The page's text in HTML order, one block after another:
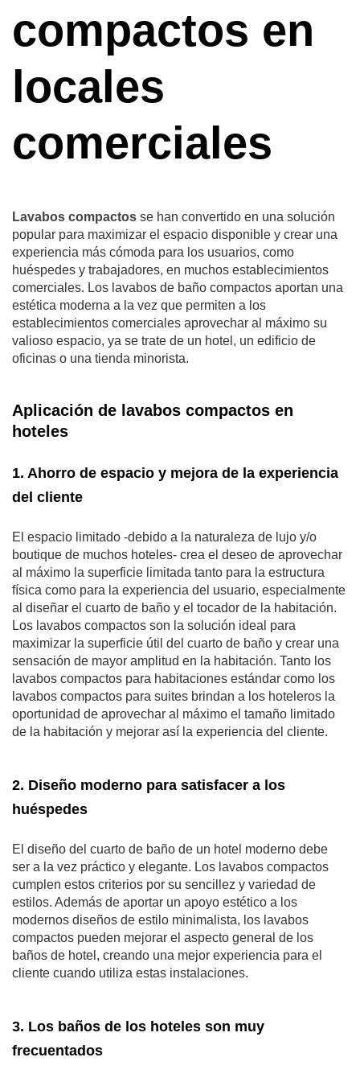
compactos en
locales
comerciales
Lavabos compactos se han convertido en una solución
popular para maximizar el espacio disponible y crear una
experiencia más cómoda para los usuarios, como
huéspedes y trabajadores, en muchos establecimientos
comerciales. Los lavabos de baño compactos aportan una
estética moderna a la vez que permiten a los
establecimientos comerciales aprovechar al máximo su
valioso espacio, ya se trate de un hotel, un edificio de
oficinas o una tienda minorista.
Aplicación de lavabos compactos en
hoteles
1. Ahorro de espacio y mejora de la experiencia
del cliente
El espacio limitado -debido a la naturaleza de lujo y/o
boutique de muchos hoteles- crea el deseo de aprovechar
al máximo la superficie limitada tanto para la estructura
física como para la experiencia del usuario, especialmente
al diseñar el cuarto de baño y el tocador de la habitación.
Los lavabos compactos son la solución ideal para
maximizar la superficie útil del cuarto de baño y crear una
sensación de mayor amplitud en la habitación. Tanto los
lavabos compactos para habitaciones estándar como los
lavabos compactos para suites brindan a los hoteleros la
oportunidad de aprovechar al máximo el tamaño limitado
de la habitación y mejorar así la experiencia del cliente.
2. Diseño moderno para satisfacer a los
huéspedes
El diseño del cuarto de baño de un hotel moderno debe
ser a la vez práctico y elegante. Los lavabos compactos
cumplen estos criterios por su sencillez y variedad de
estilos. Además de aportar un apoyo estético a los
modernos diseños de estilo minimalista, los lavabos
compactos pueden mejorar el aspecto general de los
baños de hotel, creando una mejor experiencia para el
cliente cuando utiliza estas instalaciones.
3. Los baños de los hoteles son muy
frecuentados